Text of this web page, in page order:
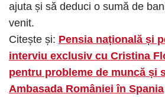
ajuta și să deduci o sumă de
venit.
Citește și: Pensia națională și
interviu exclusiv cu Cristina
pentru probleme de muncă și
Ambasada României în Spania